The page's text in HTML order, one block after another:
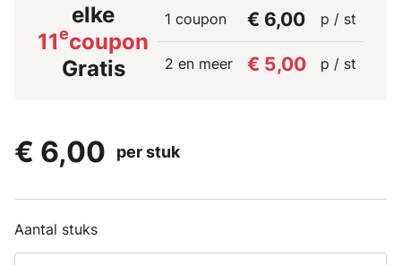
elke
11ecoupon
Gratis
1 coupon € 6,00 p / st
2 en meer € 5,00 p / st
€ 6,00 per stuk
Aantal stuks